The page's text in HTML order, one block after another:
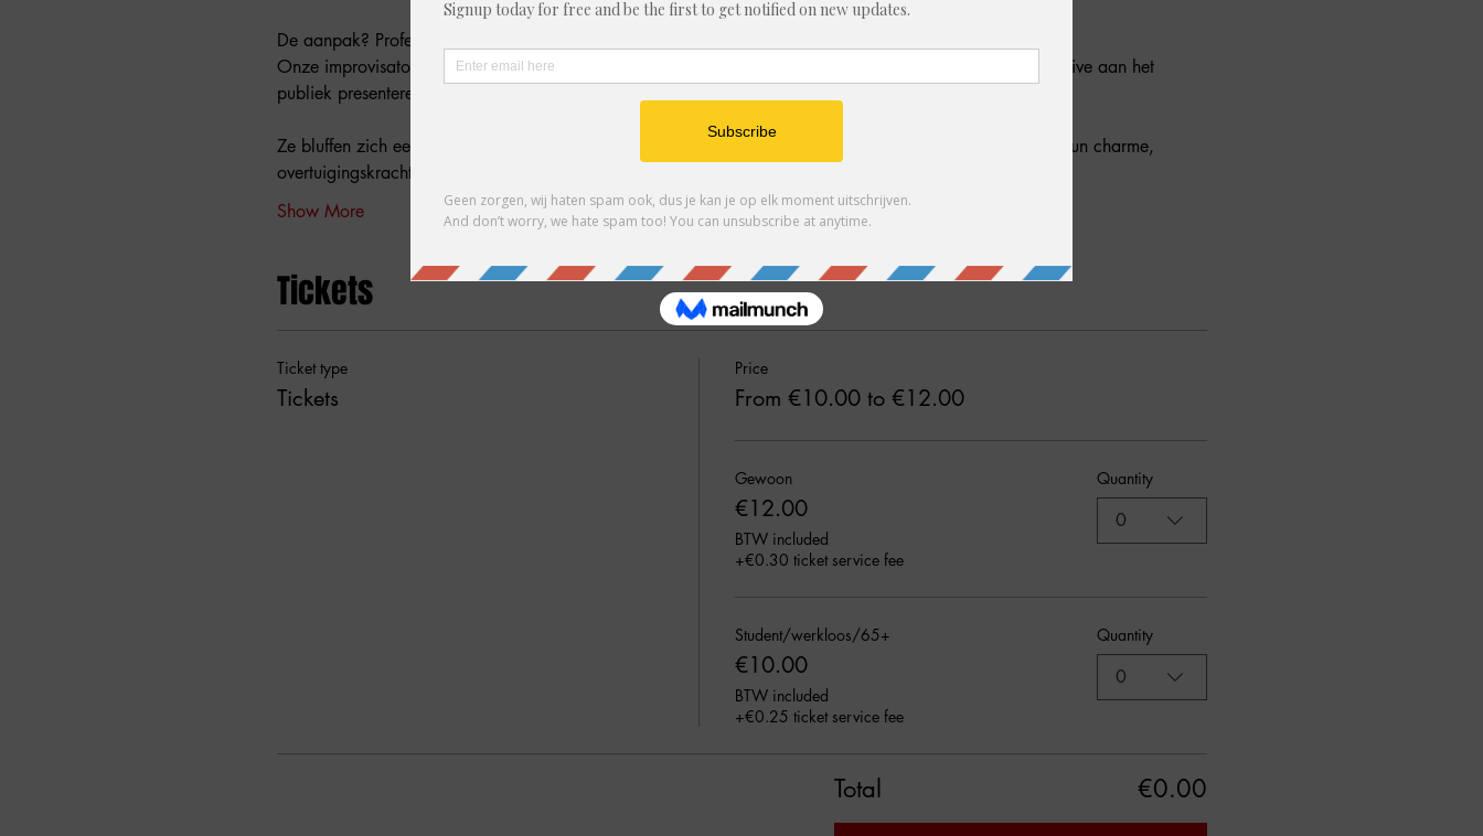
De aanpak? Professioneel onprofessioneel.
Onze improvisatoren krijgen een PowerPoint-presentatie die ze nog nooit gezien hebben en moeten deze live aan het
publiek presenteren alsof ze keynote-sprekers op een internationale conferentie zijn.
Ze bluffen zich een weg door grafieken, foto’s, vreemde citaten en totaal ontspoorde slides – met alleen hun charme,
overtuigingskracht en pure onzin als reddingsboei.
Show More
Tickets
Ticket type
Tickets
Price
From €10.00 to €12.00
Gewoon
€12.00
BTW included
+€0.30 ticket service fee
Quantity
0
Student/werkloos/65+
€10.00
BTW included
+€0.25 ticket service fee
Quantity
0
Total €0.00